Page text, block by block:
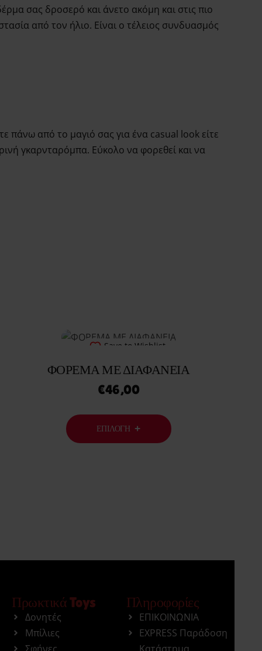
σας δροσερό και άνετο ακόμη και στις πιο
από τον ήλιο. Είναι ο τέλειος συνδυασμός
πάνω από το μαγιό σας για ένα casual look είτε
γκαρνταρόμπα. Εύκολο να φορεθεί και να
Save to Wishlist
ΦΟΡΕΜΑ ΜΕ ΔΙΑΦΑΝΕΙΑ
€46,00
ΕΠΙΛΟΓΉ
Πρωκτικά Toys
Δονητές
Μπίλιες
Πληροφορίες
ΕΠΙΚΟΙΝΩΝΙΑ
EXPRESS Παράδοση